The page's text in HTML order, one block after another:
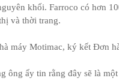
khối. Farroco có hơn
và thời trang.
máy Motimac, ký kết Đơn
ông ấy tin rằng đây sẽ là